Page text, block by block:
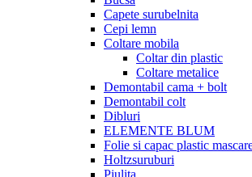
Capete surubelnita
Cepi lemn
Coltare mobila
Coltar din plastic
Coltare metalice
Demontabil cama + bolt
Demontabil colt
Dibluri
ELEMENTE BLUM
Folie si capac plastic
Holtzsuruburi
Piulita